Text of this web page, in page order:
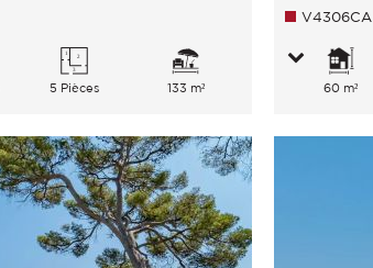
5 Pièces 133 m²
V4306CA
60 m²